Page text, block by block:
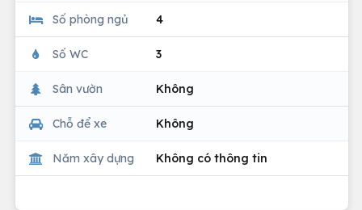
Số phòng ngủ 4
Số WC 3
Sân vườn Không
Chỗ để xe Không
Năm xây dựng Không có thông tin